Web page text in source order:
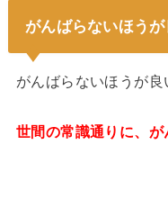
がんばらないほう
がんばらないほうが
世間の常識通りに、が